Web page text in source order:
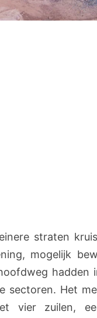
straten
mogelijk
hadden
sectoren. Het
zuilen,